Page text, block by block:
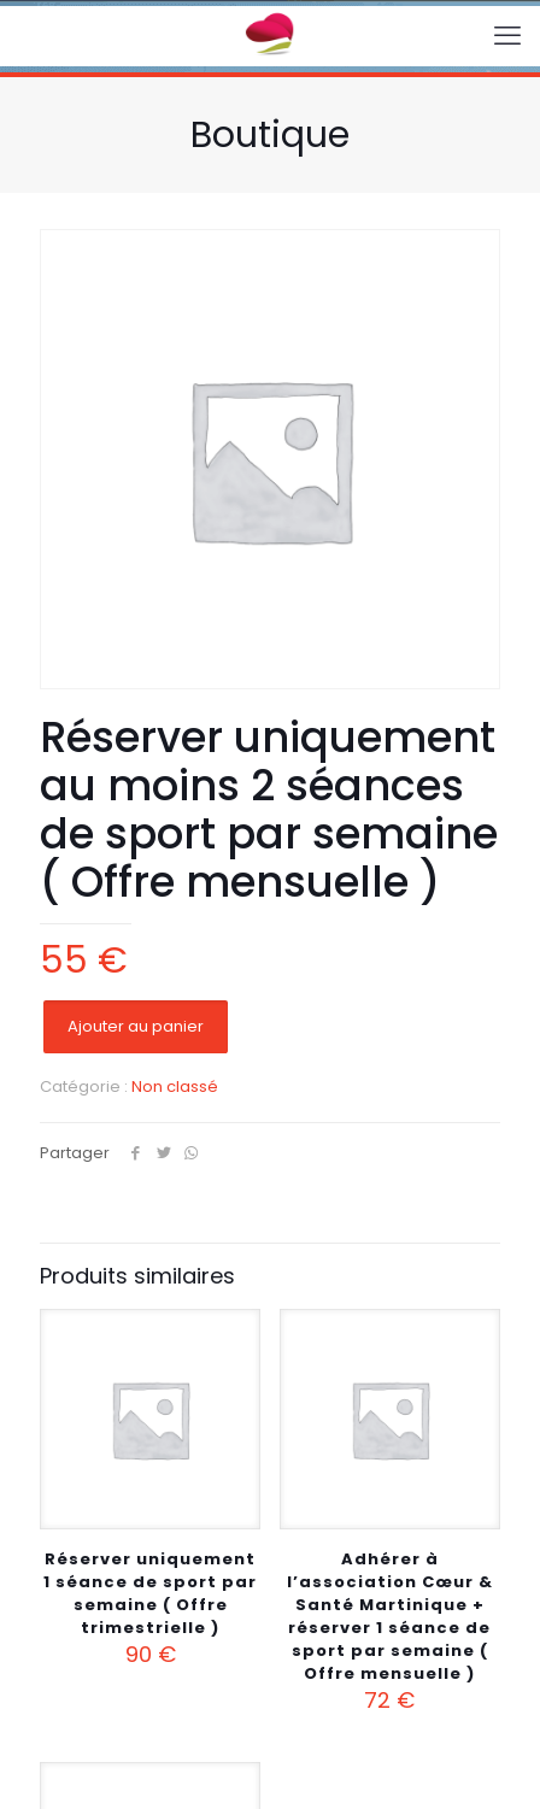
Boutique
Réserver uniquement
au moins 2 séances
de sport par semaine
( Offre mensuelle )
55 €
Ajouter au panier
Catégorie : Non classé
Partager
Produits similaires
Réserver uniquement
1 séance de sport par
semaine ( Offre
trimestrielle )
90 €
Adhérer à
l’association Cœur &
Santé Martinique +
réserver 1 séance de
sport par semaine (
Offre mensuelle )
72 €